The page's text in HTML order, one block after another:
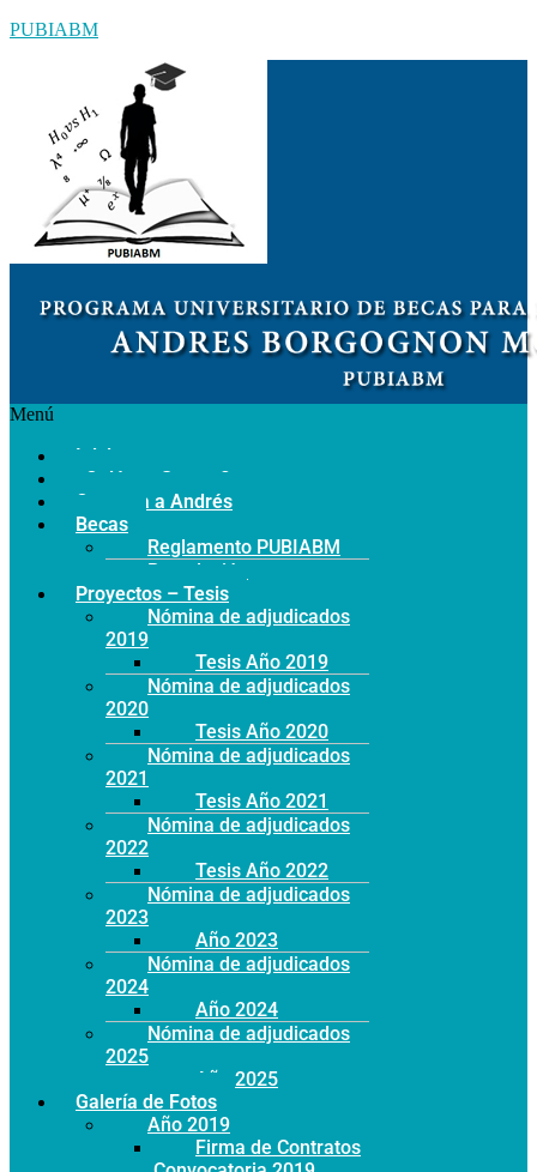
PUBIABM
Menú
Inicio
¿Quiénes Somos?
Conozca a Andrés
Becas
Reglamento PUBIABM
Postulación
Proyectos – Tesis
Nómina de adjudicados
2019
Tesis Año 2019
Nómina de adjudicados
2020
Tesis Año 2020
Nómina de adjudicados
2021
Tesis Año 2021
Nómina de adjudicados
2022
Tesis Año 2022
Nómina de adjudicados
2023
Año 2023
Nómina de adjudicados
2024
Año 2024
Nómina de adjudicados
2025
Año 2025
Galería de Fotos
Año 2019
Firma de Contratos